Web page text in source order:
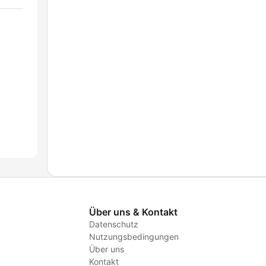
Über uns & Kontakt
Datenschutz
Nutzungsbedingungen
Über uns
Kontakt